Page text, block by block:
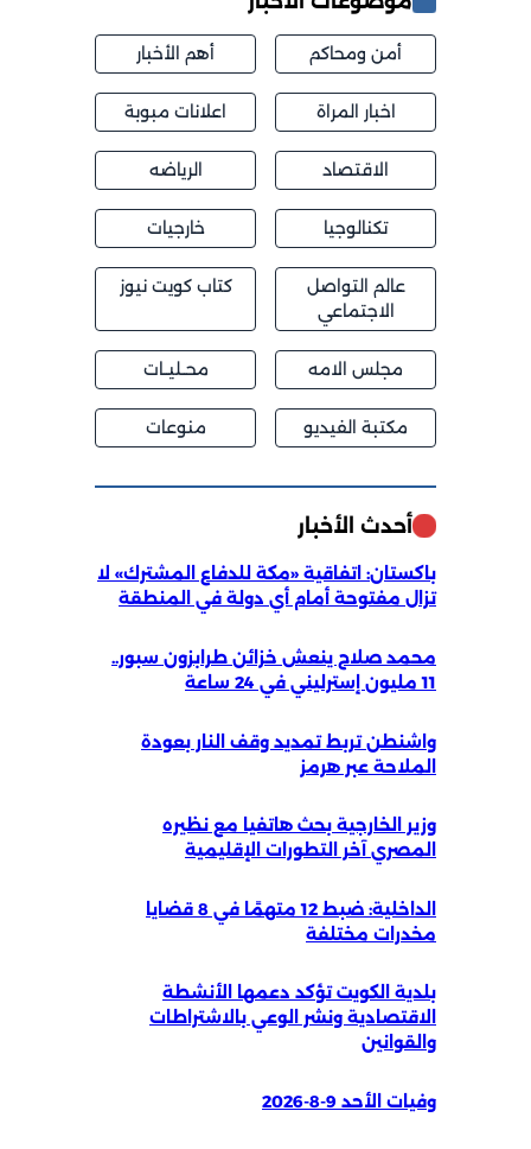
أمن ومحاكم أهم الأخبار
اخبار المراة اعلانات مبوبة
الاقتصاد الرياضه
تكنالوجيا خارجيات
عالم التواصل
الاجتماعي
كتاب كويت نيوز
مجلس الامه محــليــات
مكتبة الفيديو منوعات
أحدث الأخبار
باكستان: اتفاقية «مكة للدفاع المشترك» لا
تزال مفتوحة أمام أي دولة في المنطقة
محمد صلاح ينعش خزائن طرابزون سبور..
11 مليون إسترليني في 24 ساعة
واشنطن تربط تمديد وقف النار بعودة
الملاحة عبر هرمز
وزير الخارجية بحث هاتفيا مع نظيره
المصري آخر التطورات الإقليمية
الداخلية: ضبط 12 متهمًا في 8 قضايا
مخدرات مختلفة
بلدية الكويت تؤكد دعمها الأنشطة
الاقتصادية ونشر الوعي بالاشتراطات
والقوانين
وفيات الأحد 9-8-2026